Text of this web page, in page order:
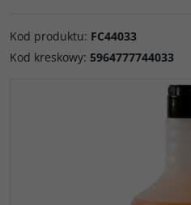
Kod produktu: FC44033
Kod kreskowy: 5964777744033